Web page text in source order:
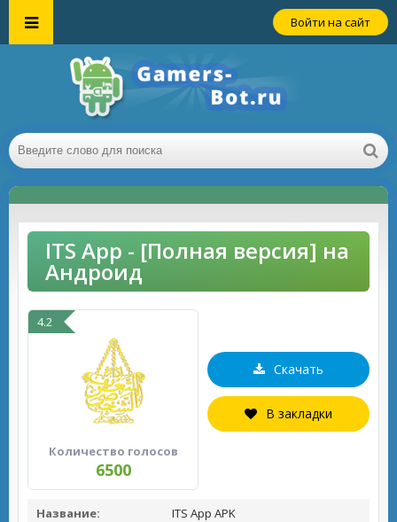
Войти на сайт
ITS App - [Полная версия] на
Андроид
4.2
Количество голосов
6500
Скачать
В закладки
Название:
ITS App APK